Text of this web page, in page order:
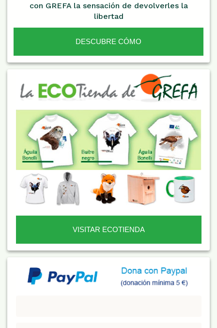
con GREFA la sensación de devolverles la
libertad
DESCUBRE CÓMO
VISITAR ECOTIENDA